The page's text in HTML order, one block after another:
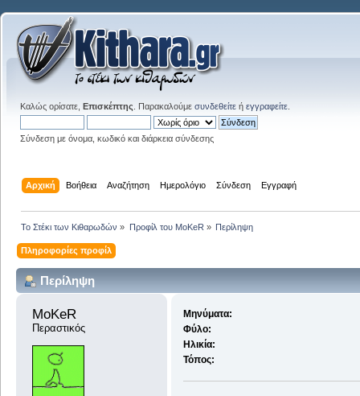
Καλώς ορίσατε, Επισκέπτης . Παρακαλούμε συνδεθείτε ή εγγραφείτε
Σύνδεση με όνομα, κωδικό και διάρκεια σύνδεσης
Αρχική Βοήθεια Αναζήτηση Ημερολόγιο Σύνδεση Εγγραφή
Το Στέκι των Κιθαρωδών » Προφίλ του MoKeR » Περίληψη
Πληροφορίες προφίλ
Περίληψη
MoKeR
Περαστικός
Μηνύματα:
Φύλο:
Ηλικία:
Τόπος: